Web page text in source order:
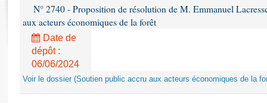
Rapports législatifs
Baromètre de l’application des lois
Dossiers législatifs
Budget et sécurité sociale
N° 2740 - Proposition de résolution de M. Emmanuel
aux acteurs économiques de la forêt
Date de
dépôt :
06/06/2024
Voir le dossier (Soutien public accru aux acteurs économiques de la